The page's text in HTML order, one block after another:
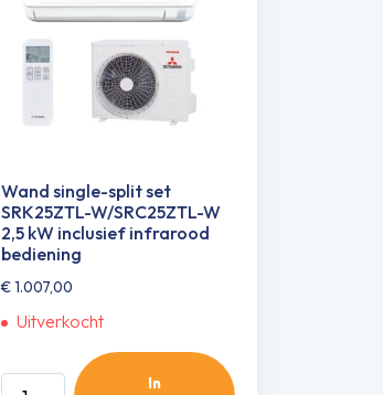
Wand single-split set
SRK25ZTL-W/SRC25ZTL-W
2,5 kW inclusief infrarood
bediening
€1.007,00
Uitverkocht
In